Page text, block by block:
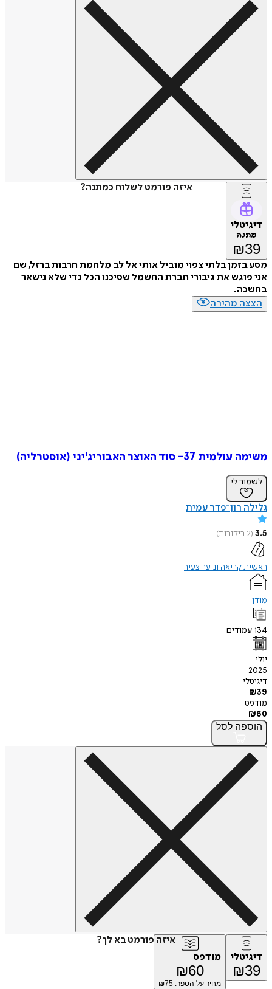
איזה פורמט לשלוח כמתנה?
דיגיטלי
מתנה
₪39
מסע בזמן בלתי צפוי מוביל אותי אל לב מלחמת חרבות ברזל, שם
אני פוגש את גיבורי חברת החשמל שסיכנו הכל כדי שלא נישאר
בחשכה.
הצצה מהירה
משימה עולמית 37- סוד האוצר האבוריג'יני (אוסטרליה)
לשמור לי
גלילה רון־פדר עמית
3.5
(
2ביקורות)
ראשית קריאה ונוער צעיר
מודן
134עמודים
יולי
2025
דיגיטלי
₪39
מודפס
₪60
הוספה לסל
איזה פורמט בא לך?
דיגיטלי
₪39
מודפס
₪60
מחיר על הספר: ₪ 75